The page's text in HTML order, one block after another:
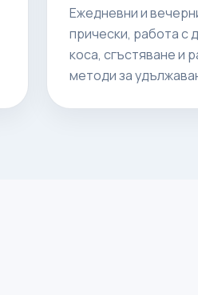
Ежедневни и
прически, работа с
коса, сгъстяване и
методи за